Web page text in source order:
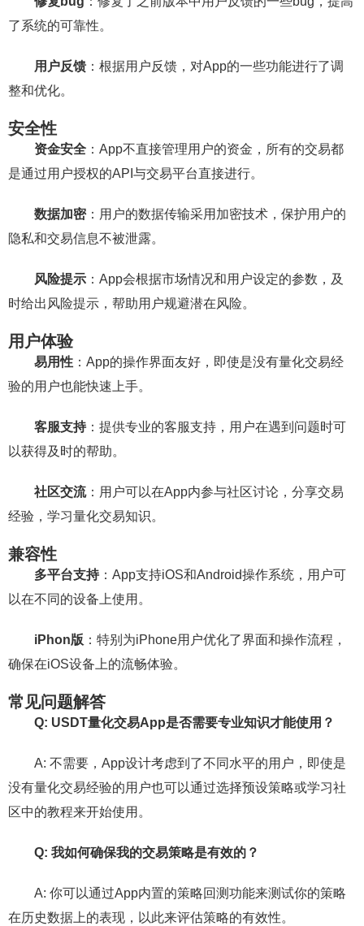
了系统的可靠性。
用户反馈 ：根据用户反馈，对App的一些功能进行了调
整和优化。
安全性
资金安全 ：App不直接管理用户的资金，所有的交易都
是通过用户授权的API与交易平台直接进行。
数据加密：用户的数据传输采用加密技术，保护用户的
隐私和交易信息不被泄露。
风险提示 ：App会根据市场情况和用户设定的参数，及
时给出风险提示，帮助用户规避潜在风险。
用户体验
易用性 ：App的操作界面友好，即使是没有量化交易经
验的用户也能快速上手。
客服支持：提供专业的客服支持，用户在遇到问题时可
以获得及时的帮助。
社区交流：用户可以在App内参与社区讨论，分享交易
经验，学习量化交易知识。
兼容性
多平台支持：App支持iOS和Android操作系统，用户可
以在不同的设备上使用。
iPhon版 ：特别为iPhone用户优化了界面和操作流程，
确保在iOS设备上的流畅体验。
常见问题解答
Q: USDT量化交易App是否需要专业知识才能使用？
A: 不需要，App设计考虑到了不同水平的用户，即使是
没有量化交易经验的用户也可以通过选择预设策略或学习社
区中的教程来开始使用。
Q: 我如何确保我的交易策略是有效的？
A: 你可以通过App内置的策略回测功能来测试你的策略
在历史数据上的表现，以此来评估策略的有效性。